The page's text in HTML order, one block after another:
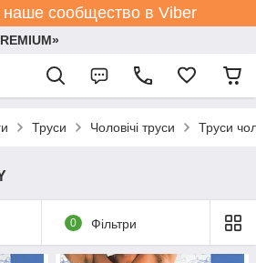
наше сообщество в Viber
Труси Чоловічі труси Труси
0 Фільтри